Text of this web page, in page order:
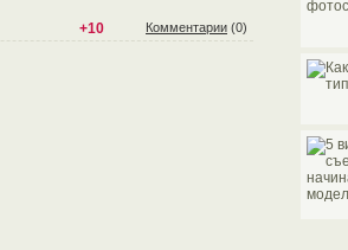
+10 Комментарии (0)